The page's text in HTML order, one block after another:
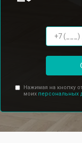
Нажимая на кнопку
моих персональных